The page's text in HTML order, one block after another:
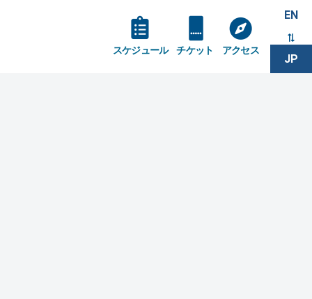
EN
JP
スケジュール チケット アクセス